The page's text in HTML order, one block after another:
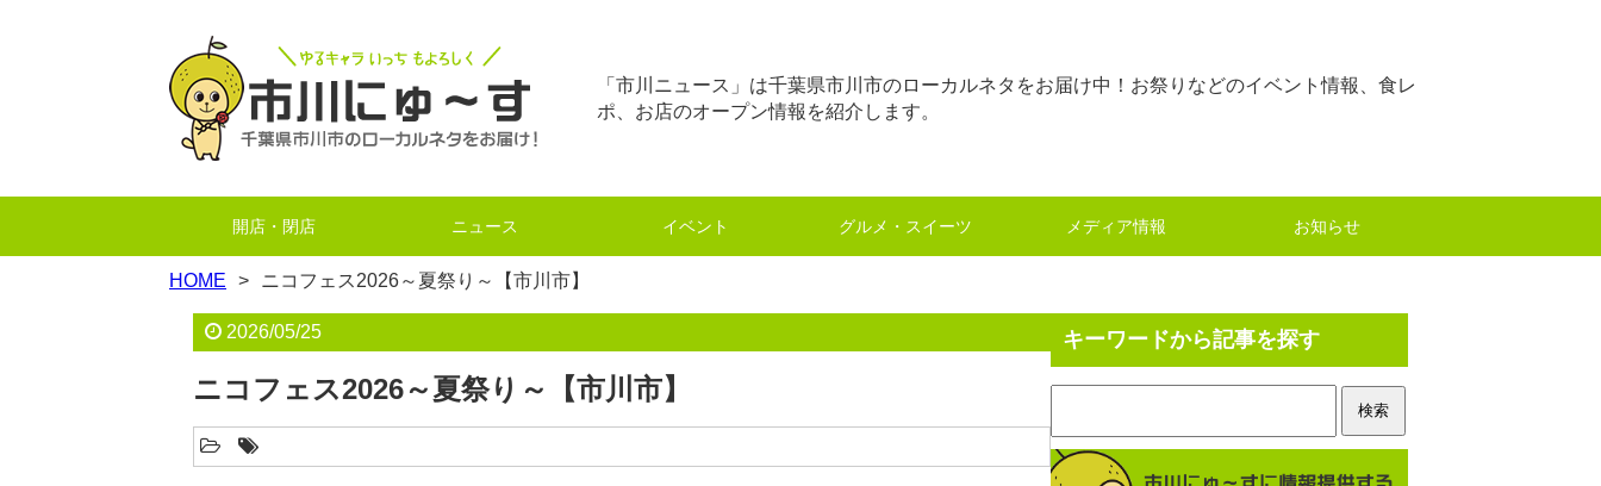
「市川ニュース」は千葉県市川市のローカルネタをお届け中！お祭りなどのイベント情報、食レ
ポ、お店のオープン情報を紹介します。
開店・閉店 ニュース イベント グルメ・スイーツ メディア情報 お知らせ
HOME ニコフェス2026～夏祭り～【市川市】
2026/05/25
ニコフェス2026～夏祭り～【市川市】
キーワードから記事を探す